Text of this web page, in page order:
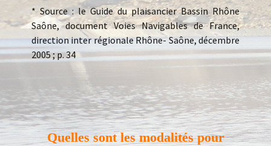
* Source : le Guide du plaisancier Bassin Rhône
Saône, document Voies Navigables de France,
direction inter régionale Rhône- Saône, décembre
2005 ; p. 34
Quelles sont les modalités pour